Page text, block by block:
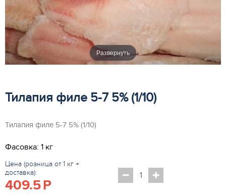
Развернуть
Тилапия филе 5-7 5% (1/10)
Тилапия филе 5-7 5% (1/10)
Фасовка: 1 кг
Цена (розница от 1 кг +
доставка):
409.5P